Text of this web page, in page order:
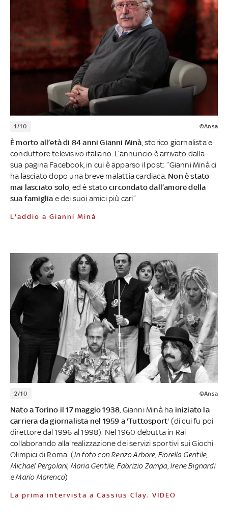
1/10 ©Ansa
È morto all’età di 84 anni Gianni Minà , storico giornalista e
conduttore televisivo italiano. L’annuncio è arrivato dalla
sua pagina Facebook, in cui è apparso il post: “Gianni Minà ci
ha lasciato dopo una breve malattia cardiaca. Non è stato
mai lasciato solo , ed è statocircondato dall’amore della
sua famiglia e dei suoi amici più cari”
L'addio a Gianni Minà
2/10 ©Ansa
Nato a Torino il 17 maggio 1938 , Gianni Minà ha iniziato la
carriera da giornalista nel 1959 a 'Tuttosport' (di cui fu poi
direttore dal 1996 al 1998). Nel 1960 debutta in Rai
collaborando alla realizzazione dei servizi sportivi sui Giochi
Olimpici di Roma. (In foto con Renzo Arbore, Fiorella Gentile,
Michael Pergolani, Maria Gentile, Fabrizio Zampa, Irene Bignardi
e Mario Marenco)
La prima intervista a Cassius Clay. VIDEO